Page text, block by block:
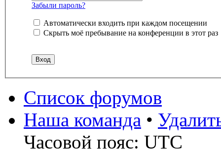
Забыли пароль?
Автоматически входить при каждом посещении
Скрыть моё пребывание на конференции в этот раз
Список форумов
Наша команда •
Часовой пояс: UTC